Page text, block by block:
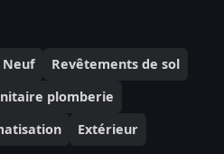
Neuf
Revêtements de sol
plomberie
Extérieur